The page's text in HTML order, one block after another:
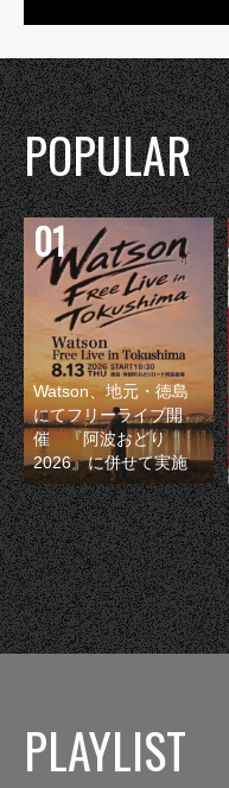
POPULAR
Watson、地元・徳島
にてフリーライブ開
催 『阿波おどり
2026』に併せて実施
PLAYLIST